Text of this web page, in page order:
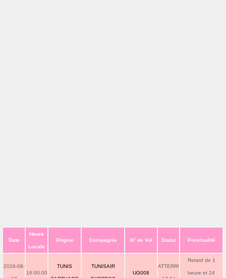
Date
Heure
Locale
Origine Compagnie N° de Vol Statut Ponctualité
2026-08-
16:00:00
TUNIS TUNISAIR
UG008
ATTERRI
Retard de 1
heure et 24